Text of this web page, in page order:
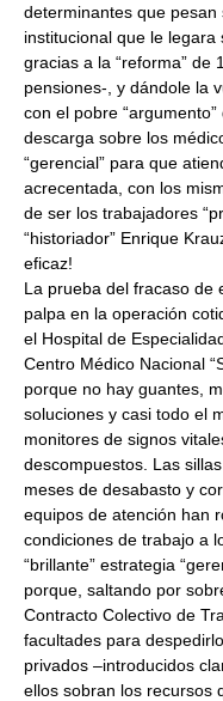
determinantes que
institucional que le legara
gracias a la “reforma” de
pensiones-, y dándole la
con el pobre
descarga sobre los
“gerencial” para que
acrecentada, con los
de ser los trabajadores
“historiador” Enrique
eficaz!
La prueba del fracaso de
palpa en la operación
el Hospital de
Centro Médico Nacional
porque no hay guantes,
soluciones y casi todo el
monitores de signos
descompuestos. Las
meses de desabasto y
equipos de atención han
condiciones de trabajo a
“brillante” estrategia
porque, saltando por
Contracto Colectivo de
facultades para
privados –introducidos
ellos sobran los recursos